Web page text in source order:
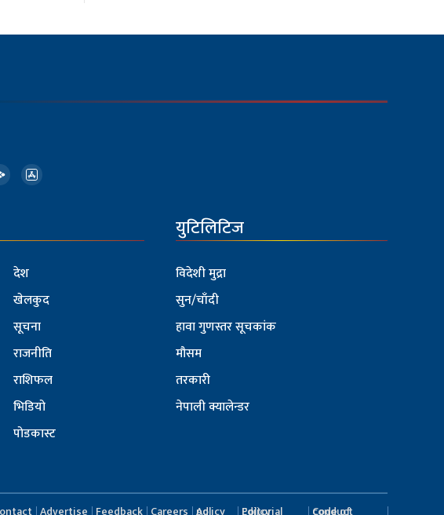
देश
खेलकुद
सूचना
राजनीति
राशिफल
भिडियो
पोडकास्ट
युटिलिटिज
विदेशी मुद्रा
सुन/चाँदी
हावा गुणस्तर सूचकांक
मौसम
तरकारी
नेपाली क्यालेन्डर
Advertise Feedback Careers Ad policy Editorial Policy Code of conduct